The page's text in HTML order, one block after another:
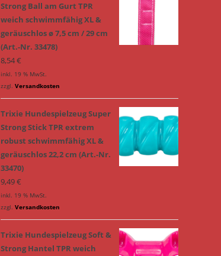
Strong Ball am Gurt TPR
weich schwimmfähig XL &
geräuschlos ø 7,5 cm / 29 cm
(Art.-Nr. 33478)
8,54€
inkl. 19 % MwSt.
zzgl. Versandkosten
Trixie Hundespielzeug Super
Strong Stick TPR extrem
robust schwimmfähig XL &
geräuschlos 22,2 cm (Art.-Nr.
33470)
9,49€
inkl. 19 % MwSt.
zzgl. Versandkosten
Trixie Hundespielzeug Soft &
Strong Hantel TPR weich